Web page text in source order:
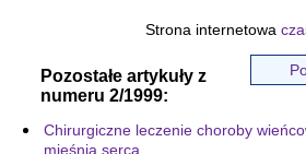
Strona internetowa
Pozostałe artykuły z
numeru 2/1999:
Chirurgiczne leczenie choroby
mięśnia serca